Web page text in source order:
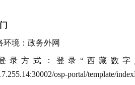
环境：政务外网
录方式：登录 “西藏数字
osp-portal/template/